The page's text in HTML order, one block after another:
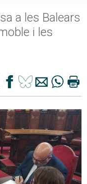
a les Balears
i les